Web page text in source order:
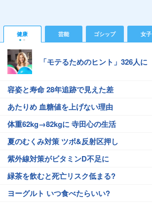
健康 芸能 ゴシップ 女子
「モテるためのヒント」326人に
容姿と寿命 28年追跡で見えた差
あたりめ 血糖値を上げない理由
体重62kg→82kgに 寺田心の生活
夏のむくみ対策 ツボ&反射区押し
紫外線対策がビタミンD不足に
緑茶を飲むと死亡リスク低まる?
ヨーグルト いつ食べたらいい?